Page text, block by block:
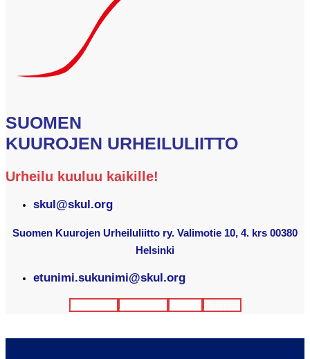
SUOMEN
KUUROJEN URHEILULIITTO
Urheilu kuuluu kaikille!
skul@skul.org
Suomen Kuurojen Urheiluliitto ry. Valimotie 10, 4. krs 00380
Helsinki
etunimi.sukunimi@skul.org